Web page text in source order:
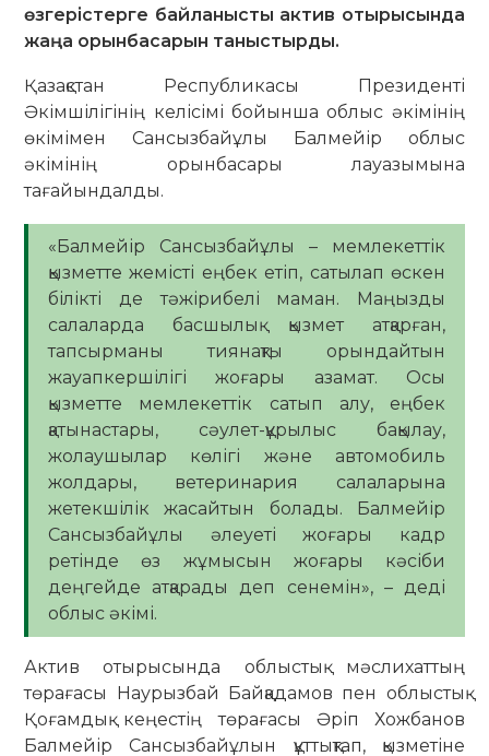
өзгерістерге байланысты актив отырысында
жаңа орынбасарын таныстырды.
Қазақстан Республикасы Президенті
Әкімшілігінің келісімі бойынша облыс әкімінің
өкімімен Сансызбайұлы Балмейір облыс
әкімінің орынбасары лауазымына
тағайындалды.
«Балмейір Сансызбайұлы – мемлекеттік
қызметте жемісті еңбек етіп, сатылап өскен
білікті де тәжірибелі маман. Маңызды
салаларда басшылық қызмет атқарған,
тапсырманы тиянақты орындайтын
жауапкершілігі жоғары азамат. Осы
қызметте мемлекеттік сатып алу, еңбек
қатынастары, сәулет-құрылыс бақылау,
жолаушылар көлігі және автомобиль
жолдары, ветеринария салаларына
жетекшілік жасайтын болады. Балмейір
Сансызбайұлы әлеуеті жоғары кадр
ретінде өз жұмысын жоғары кәсіби
деңгейде атқарады деп сенемін», – деді
облыс әкімі.
Актив отырысында облыстық мәслихаттың
төрағасы Наурызбай Байқадамов пен облыстық
Қоғамдық кеңестің төрағасы Әріп Хожбанов
Балмейір Сансызбайұлын құттықтап, қызметіне